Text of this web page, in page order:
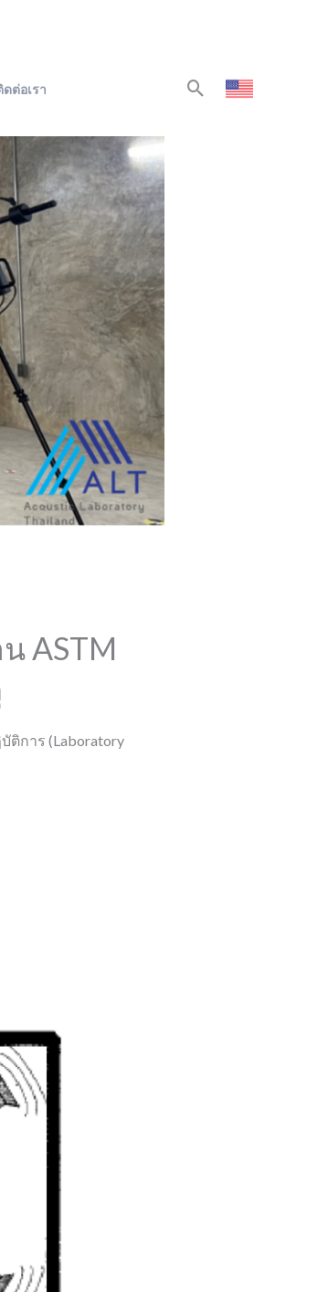
ดต่อเรา Search
ASTM
ติการ (Laboratory